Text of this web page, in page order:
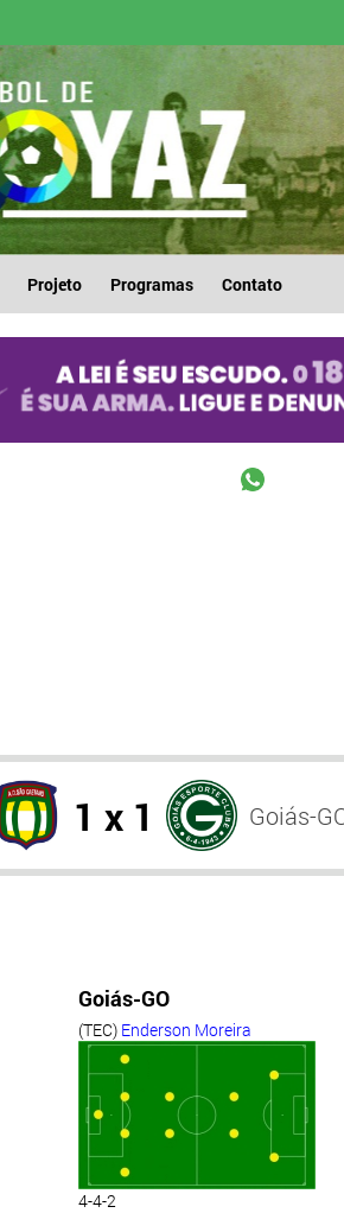
Projeto Programas Contato
1 x 1 Goiás-
Goiás-GO
(TEC) Enderson Moreira
4-4-2